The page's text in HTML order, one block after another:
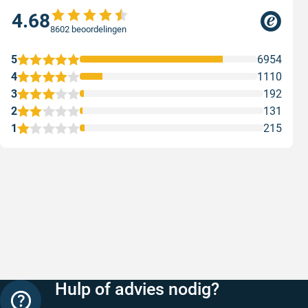
4.688602 beoordelingen
1 215
2 131
3 192
4 1110
5 6954
Hulp of advies nodig?